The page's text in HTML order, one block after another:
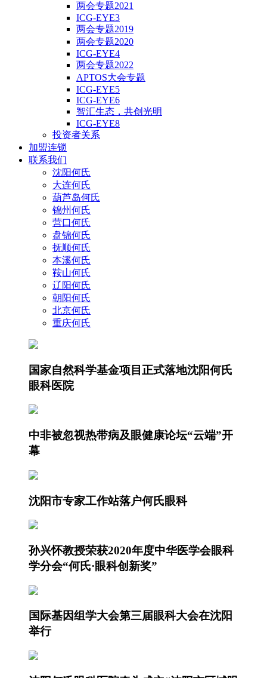
两会专题2021
ICG-EYE3
两会专题2019
两会专题2020
ICG-EYE4
两会专题2022
APTOS大会专题
ICG-EYE5
ICG-EYE6
智汇生态，共创光明
ICG-EYE8
投资者关系
加盟连锁
联系我们
沈阳何氏
大连何氏
葫芦岛何氏
锦州何氏
营口何氏
盘锦何氏
抚顺何氏
本溪何氏
鞍山何氏
辽阳何氏
朝阳何氏
北京何氏
重庆何氏
国家自然科学基金项目正式落地沈阳何氏
眼科医院
中非被忽视热带病及眼健康论坛“云端”开
幕
沈阳市专家工作站落户何氏眼科
孙兴怀教授荣获2020年度中华医学会眼科
学分会“何氏·眼科创新奖”
国际基因组学大会第三届眼科大会在沈阳
举行